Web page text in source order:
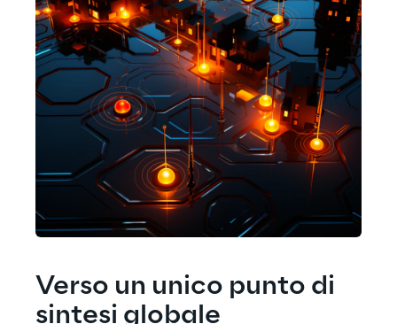
Verso un unico punto di
sintesi globale